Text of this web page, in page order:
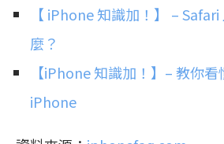
【 iPhone 知識加！】 –
麼？
【iPhone 知識加！】– 教你
iPhone